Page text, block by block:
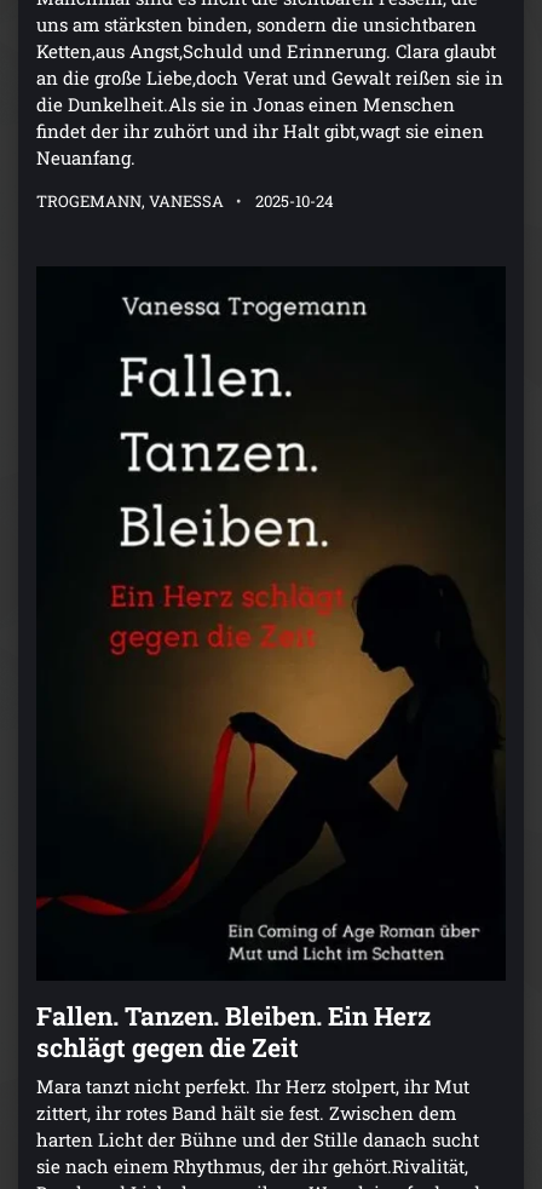
uns am stärksten binden, sondern die unsichtbaren
Ketten,aus Angst,Schuld und Erinnerung. Clara glaubt
an die große Liebe,doch Verat und Gewalt reißen sie in
die Dunkelheit.Als sie in Jonas einen Menschen
findet der ihr zuhört und ihr Halt gibt,wagt sie einen
Neuanfang.
TROGEMANN, VANESSA 2025-10-24
Fallen. Tanzen. Bleiben. Ein Herz
schlägt gegen die Zeit
Mara tanzt nicht perfekt. Ihr Herz stolpert, ihr Mut
zittert, ihr rotes Band hält sie fest. Zwischen dem
harten Licht der Bühne und der Stille danach sucht
sie nach einem Rhythmus, der ihr gehört.Rivalität,